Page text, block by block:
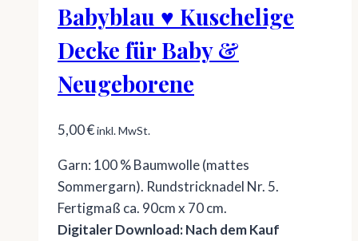
Babyblau ♥ Kuschelige
Decke für Baby &
Neugeborene
5,00€inkl. MwSt.
Garn: 100 % Baumwolle (mattes
Sommergarn). Rundstricknadel Nr. 5.
Fertigmaß ca. 90cm x 70 cm.
Digitaler Download: Nach dem Kauf